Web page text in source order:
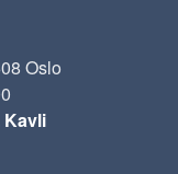
Oslo
Kavli